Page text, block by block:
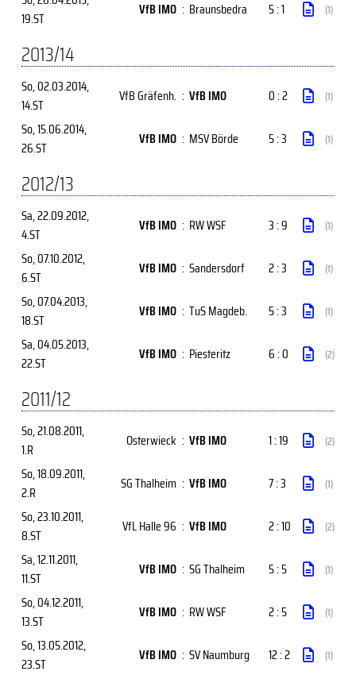
19.ST
VfB IMO : Braunsbedra 5 : 1 (1)
2013/14
So, 02.03.2014,
14.ST
VfB Gräfenh. : VfB IMO 0 : 2 (1)
So, 15.06.2014,
26.ST
VfB IMO : MSV Börde 5 : 3 (1)
2012/13
Sa, 22.09.2012,
4.ST
VfB IMO : RW WSF 3 : 9 (1)
So, 07.10.2012,
6.ST
VfB IMO : Sandersdorf 2 : 3 (1)
So, 07.04.2013,
18.ST
VfB IMO : TuS Magdeb. 5 : 3 (1)
Sa, 04.05.2013,
22.ST
VfB IMO : Piesteritz 6 : 0 (2)
2011/12
So, 21.08.2011,
1.R
Osterwieck : VfB IMO 1 : 19 (2)
So, 18.09.2011,
2.R
SG Thalheim : VfB IMO 7 : 3 (1)
So, 23.10.2011,
8.ST
VfL Halle 96 : VfB IMO 2 : 10 (2)
Sa, 12.11.2011,
11.ST
VfB IMO : SG Thalheim 5 : 5 (1)
So, 04.12.2011,
13.ST
VfB IMO : RW WSF 2 : 5 (1)
So, 13.05.2012,
23.ST
VfB IMO : SV Naumburg 12 : 2 (1)